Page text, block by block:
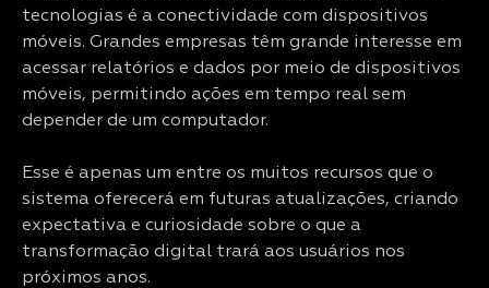
tecnologias é a conectividade com dispositivos
móveis. Grandes empresas têm grande interesse em
acessar relatórios e dados por meio de dispositivos
móveis, permitindo ações em tempo real sem
depender de um computador.
Esse é apenas um entre os muitos recursos que o
sistema oferecerá em futuras atualizações, criando
expectativa e curiosidade sobre o que a
transformação digital trará aos usuários nos
próximos anos.